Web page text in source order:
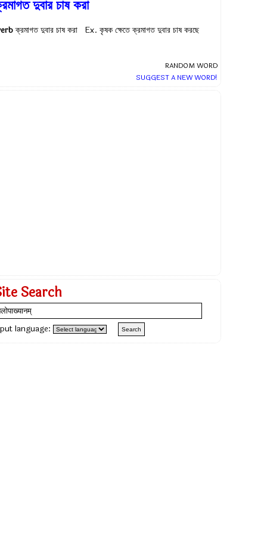
দুবার চাষ করা
ক্রমাগত দুবার চাষ করা Ex. কৃষক ক্ষেতে ক্রমাগত দুবার চাষ করছে
RANDOM WORD
SUGGEST A NEW WORD!
Search
language: